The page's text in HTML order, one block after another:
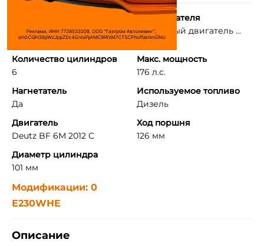
двигателя
6.1 л
Тип двигателя
Дизельный двигатель ...
Количество цилиндров
6
Макс. мощность
176 л.с.
Нагнетатель
Да
Используемое топливо
Дизель
Двигатель
Deutz BF 6M 2012 C
Ход поршня
126 мм
Диаметр цилиндра
101 мм
Модификации: 0
Е230WНE
Описание